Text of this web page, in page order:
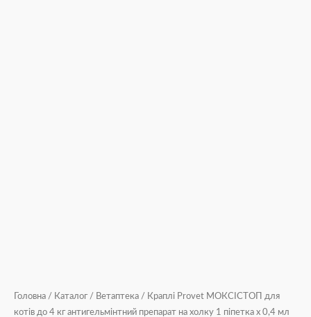
Головна / Каталог / Ветаптека / Краплі Provet МОКСІСТОП для
котів до 4 кг антигельмінтний препарат на холку 1 піпетка х 0,4 мл